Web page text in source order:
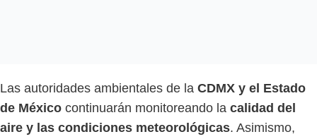
Las autoridades ambientales de la CDMX y el Estado
de México continuarán monitoreando la calidad del
aire y las condiciones meteorológicas. Asimismo,